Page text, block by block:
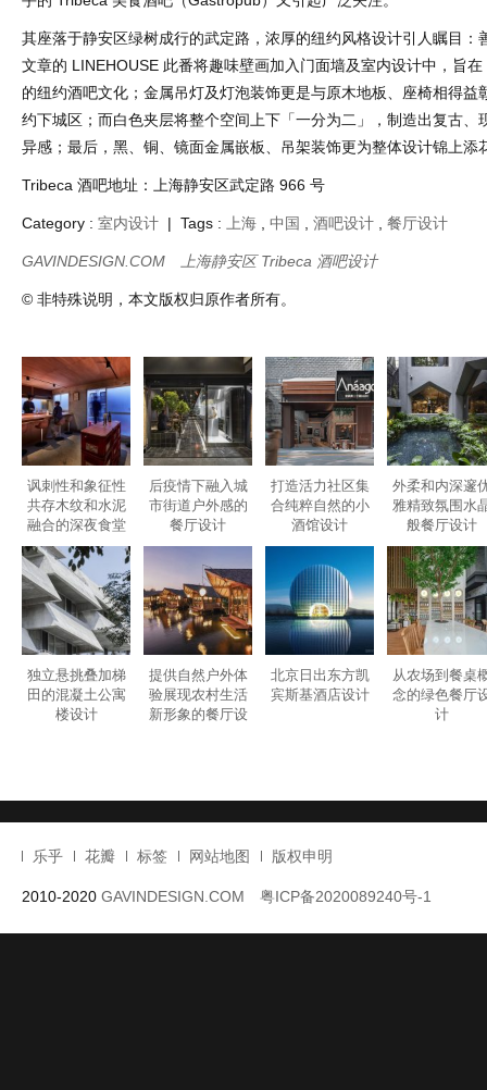
其座落于静安区绿树成行的武定路，浓厚的纽约风格设计引人瞩目：
文章的 LINEHOUSE 此番将趣味壁画加入门面墙及室内设计中，旨
的纽约酒吧文化；金属吊灯及灯泡装饰更是与原木地板、座椅相得益
约下城区；而白色夹层将整个空间上下「一分为二」，制造出复古、
异感；最后，黑、铜、镜面金属嵌板、吊架装饰更为整体设计锦上添
Tribeca 酒吧地址：上海静安区武定路 966 号
Category : 室内设计 | Tags : 上海 中国 酒吧设计 餐厅设计
GAVINDESIGN.COM 上海静安区 Tribeca 酒吧设计
© 非特殊说明，本文版权归原作者所有。
讽刺性和象征性
共存木纹和水泥
融合的深夜食堂
餐厅设计
后疫情下融入城
市街道户外感的
餐厅设计
打造活力社区集
合纯粹自然的小
酒馆设计
外柔和内深邃
雅精致氛围水
般餐厅设计
独立悬挑叠加梯
田的混凝土公寓
楼设计
提供自然户外体
验展现农村生活
新形象的餐厅设
北京日出东方凯
宾斯基酒店设计
从农场到餐桌
念的绿色餐厅
计
乐乎 花瓣 标签 网站地图 版权申明
2010-2020 GAVINDESIGN.COM 粤ICP备2020089240号-1